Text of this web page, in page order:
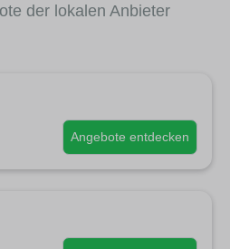
der lokalen Anbieter
Angebote entdecken